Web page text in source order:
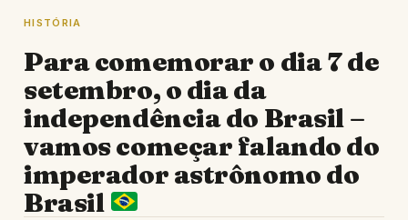
HISTÓRIA
Para comemorar o dia 7 de
setembro, o dia da
independência do Brasil –
vamos começar falando do
imperador astrônomo do
Brasil